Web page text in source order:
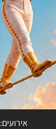
אירועים: